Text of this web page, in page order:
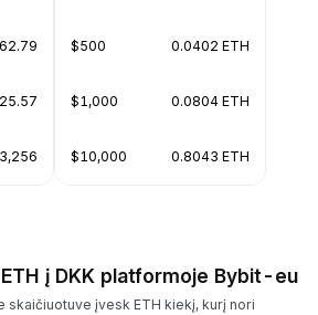
$500 0.0402 ETH
$1,000 0.0804 ETH
$10,000 0.8043 ETH
į DKK platformoje Bybit-eu
skaičiuotuve įvesk ETH kiekį, kurį nori